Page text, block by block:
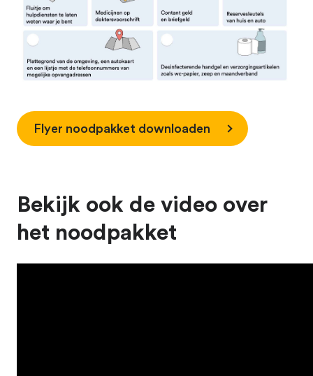
Flyer noodpakket downloaden
Bekijk ook de video over
het noodpakket